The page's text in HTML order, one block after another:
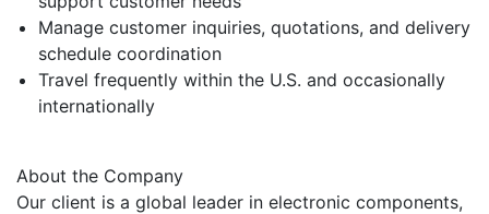
Manage customer inquiries, quotations, and delivery
schedule coordination
Travel frequently within the U.S. and occasionally
internationally
About the Company
Our client is a global leader in electronic components,